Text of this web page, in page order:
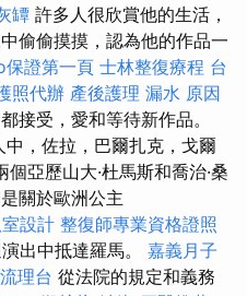
罈 許多人很欣賞他的生活，
偷偷摸摸，認為他的作品一
保證第一頁 士林整復療程 台
照代辦 產後護理 漏水 原因
接受，愛和等待新作品。
中，佐拉，巴爾扎克，戈爾
個亞歷山大·杜馬斯和喬治·桑
關於歐洲公主
設計 整復師專業資格證照
出中抵達羅馬。 嘉義月子
理台 從法院的規定和義務